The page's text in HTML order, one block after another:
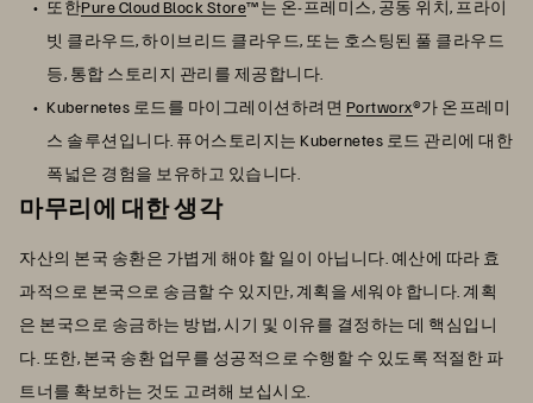
또한Pure Cloud Block Store™는 온-프레미스, 공동 위치, 프라이
빗 클라우드, 하이브리드 클라우드, 또는 호스팅된 풀 클라우드
등, 통합 스토리지 관리를 제공합니다.
Kubernetes 로드를 마이그레이션하려면 Portworx®가 온프레미
스 솔루션입니다. 퓨어스토리지는 Kubernetes 로드 관리에 대한
폭넓은 경험을 보유하고 있습니다.
마무리에 대한 생각
자산의 본국 송환은 가볍게 해야 할 일이 아닙니다. 예산에 따라 효
과적으로 본국으로 송금할 수 있지만, 계획을 세워야 합니다. 계획
은 본국으로 송금하는 방법, 시기 및 이유를 결정하는 데 핵심입니
다. 또한, 본국 송환 업무를 성공적으로 수행할 수 있도록 적절한 파
트너를 확보하는 것도 고려해 보십시오.